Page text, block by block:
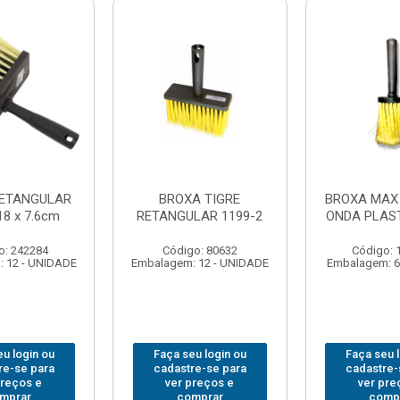
x 7.6cm
242284
12 - UNIDADE
login ou
se para
e
BROXA TIGRE
RETANGULAR 1199-2
Código: 80632
Embalagem: 12 - UNIDADE
Faça seu login ou
cadastre-se para
ver preços e
comprar
BROXA MAX
ONDA
Código:
Embalagem:
Faça seu
ver